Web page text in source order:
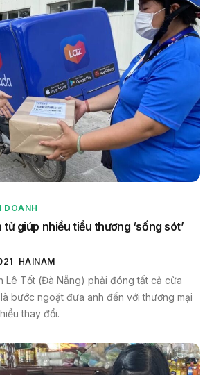
DOANH
giúp nhiều tiểu thương ‘sống sót’
HAINAM
Lê Tốt (Đà Nẵng) phải đóng tất cả cửa
bước ngoặt đưa anh đến với thương mại
thay đổi.